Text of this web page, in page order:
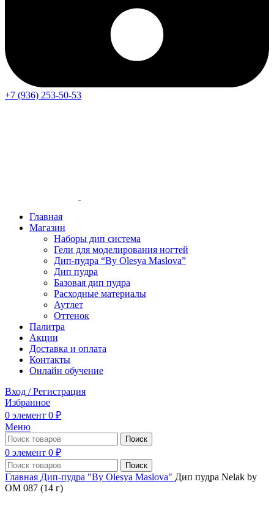
+7 (936) 253-50-53
Главная
Магазин
Наборы дип система
Гели для моделирования ногтей
Дип-пудра “By Olesya Maslova”
Дип пудра
Базовая дип пудра
Расходные материалы
Аутлет
Оттенок
Палитра
Акции
Доставка и оплата
Контакты
Онлайн обучение
Вход / Регистрация
Избранное
0 элемент 0 ₽
Меню
Поиск
0 элемент 0 ₽
Поиск
Главная Дип-пудра "By Olesya Maslova" Дип пудра Nelak by
OM 087 (14 г)